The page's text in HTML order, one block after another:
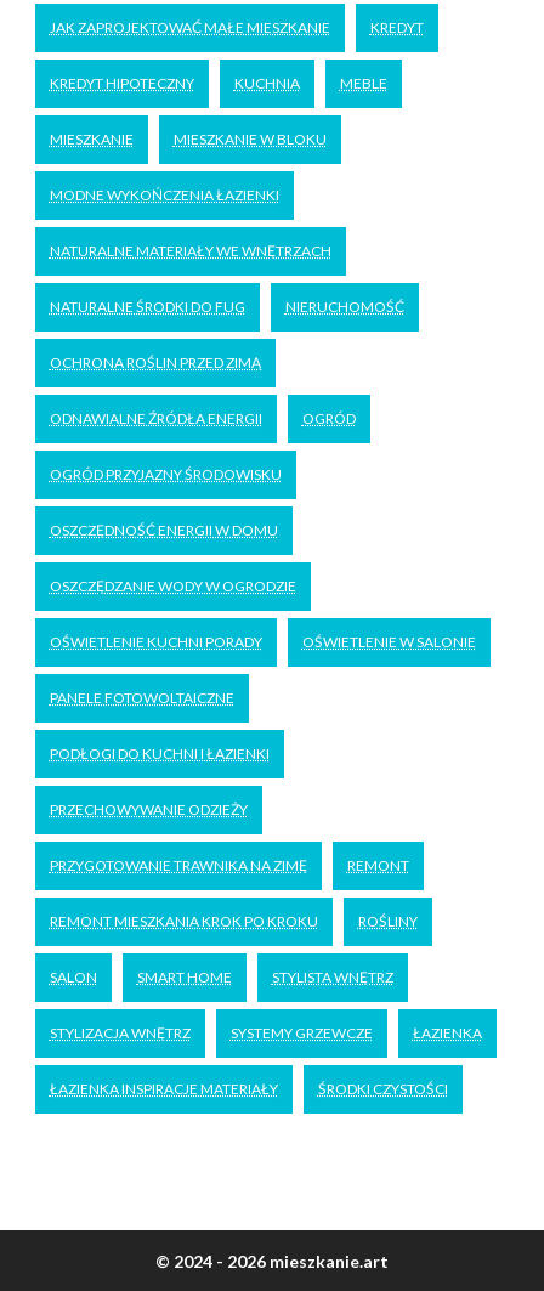
JAK ZAPROJEKTOWAĆ MAŁE MIESZKANIE KREDYT
KREDYT HIPOTECZNY KUCHNIA MEBLE
MIESZKANIE MIESZKANIE W BLOKU
MODNE WYKOŃCZENIA ŁAZIENKI
NATURALNE MATERIAŁY WE WNĘTRZACH
NATURALNE ŚRODKI DO FUG NIERUCHOMOŚĆ
OCHRONA ROŚLIN PRZED ZIMĄ
ODNAWIALNE ŹRÓDŁA ENERGII OGRÓD
OGRÓD PRZYJAZNY ŚRODOWISKU
OSZCZĘDNOŚĆ ENERGII W DOMU
OSZCZĘDZANIE WODY W OGRODZIE
OŚWIETLENIE KUCHNI PORADY OŚWIETLENIE W SALONIE
PANELE FOTOWOLTAICZNE
PODŁOGI DO KUCHNI I ŁAZIENKI
PRZECHOWYWANIE ODZIEŻY
PRZYGOTOWANIE TRAWNIKA NA ZIMĘ REMONT
REMONT MIESZKANIA KROK PO KROKU ROŚLINY
SALON SMART HOME STYLISTA WNĘTRZ
STYLIZACJA WNĘTRZ SYSTEMY GRZEWCZE ŁAZIENKA
ŁAZIENKA INSPIRACJE MATERIAŁY ŚRODKI CZYSTOŚCI
© 2024 - 2026 mieszkanie.art